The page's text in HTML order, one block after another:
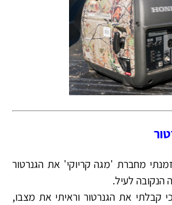
מחברת 'מגה קריוקי' את הגנרטור
לעיל.
קבלתי את הגנרטור וראיתי את מצבו,